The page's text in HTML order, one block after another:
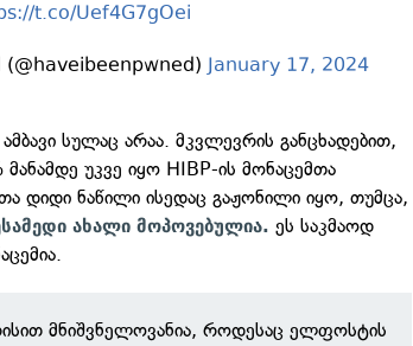
t.co/Uef4G7gOei
January 17, 2024
სულაც არაა. მკვლევრის განცხადებით,
უკვე იყო HIBP-ის მონაცემთა
დიდი ნაწილი ისედაც გაჟონილი იყო, თუმცა,
ახალი მოპოვებულია. ეს საკმაოდ
მნიშვნელოვანია, როდესაც ელფოსტის